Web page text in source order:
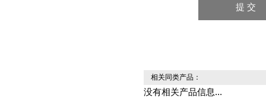
相关同类产品：
没有相关产品信息...